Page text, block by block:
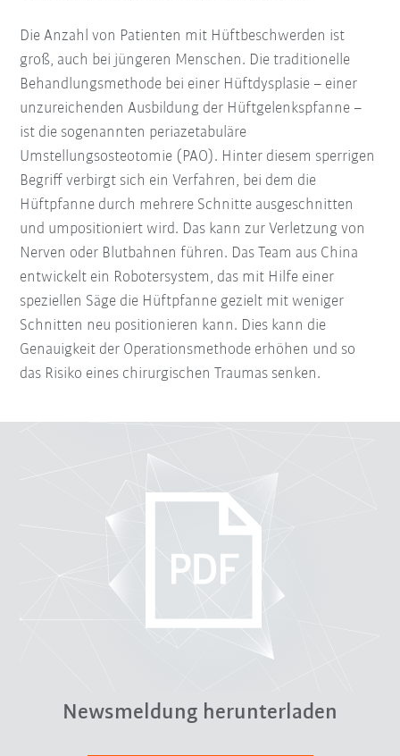
Die Anzahl von Patienten mit Hüftbeschwerden ist
groß, auch bei jüngeren Menschen. Die traditionelle
Behandlungsmethode bei einer Hüftdysplasie – einer
unzureichenden Ausbildung der Hüftgelenkspfanne –
ist die sogenannten periazetabuläre
Umstellungsosteotomie (PAO). Hinter diesem sperrigen
Begriff verbirgt sich ein Verfahren, bei dem die
Hüftpfanne durch mehrere Schnitte ausgeschnitten
und umpositioniert wird. Das kann zur Verletzung von
Nerven oder Blutbahnen führen. Das Team aus China
entwickelt ein Robotersystem, das mit Hilfe einer
speziellen Säge die Hüftpfanne gezielt mit weniger
Schnitten neu positionieren kann. Dies kann die
Genauigkeit der Operationsmethode erhöhen und so
das Risiko eines chirurgischen Traumas senken.
Newsmeldung herunterladen